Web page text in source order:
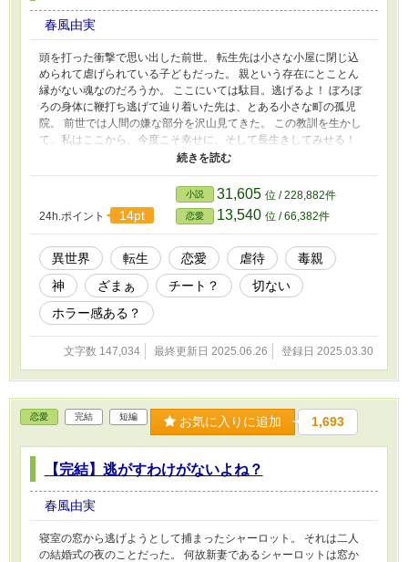
春風由実
頭を打った衝撃で思い出した前世。 転生先は小さな小屋に閉じ込
められて虐げられている子どもだった。 親という存在にとことん
縁がない魂なのだろうか。 ここにいては駄目。逃げるよ！ ぼろぼ
ろの身体に鞭打ち逃げて辿り着いた先は、とある小さな町の孤児
院。 前世では人間の嫌な部分を沢山見てきた。 この教訓を生かし
て、私はここから、今度こそ幸せに、そして長生きしてみせる！
え？親が必要だろう？ 大丈夫です。私が私を幸せにしますので！
※本編終了（2025.6.10）後に、番外編が続きます。読まなくても
問題なしです。番外編だけ読むのもありです。現代風ですがあくま
でフィクションですので、そのようにお楽しみくださいませ。 ※
長期休んでおりまして、勝手ながらこちら更新ペースを掴むための
リハビリ作品ともしているので、広い心でお読み頂けると嬉しいで
す。 ※基本完成させてから投稿をはじめるのですが（この作品も
そうです）、投稿前の再確認であれもこれも直したくなってい
き……どうしてこうなった？となりがちな作者です。ちなみに完成
させず投稿をはじめて、完全に迷走し、自分でもナンダコレ？と思
う作品もありますが、完結はしているのでこちらには置いたままに
してありますｗ どれでもお読みになって無理だと感じましたら、
お心のままにそっとブラウザを閉じていただきますと幸いです。
※2025.06.26番外編も完結しました。
24h.ポイント 14pt
小説 31,605 位 / 228,882件
恋愛 13,540 位 / 66,382件
異世界 転生 恋愛 虐待
毒親
神
ざまぁ チート？
切ない
ホラー感ある？
文字数 147,034 最終更新日 2025.06.26 登録日 2025.03.30
恋愛 完結 短編 お気に入りに追加 1,693
【完結】逃がすわけがないよね？
春風由実
寝室の窓から逃げようとして捕まったシャーロット。 それは二人
の結婚式の夜のことだった。 何故新妻であるシャーロットは窓か